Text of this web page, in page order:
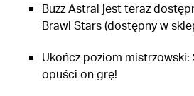
Buzz Astral jest teraz
Brawl Stars (dostępny w
Ukończ poziom mistrzowski:
opuści on grę!